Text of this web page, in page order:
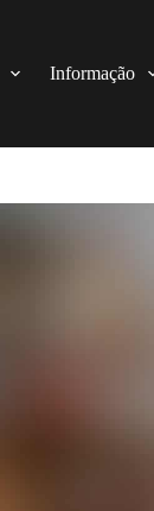
Informação